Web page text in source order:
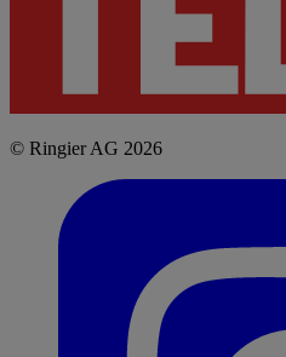
© Ringier AG 2026